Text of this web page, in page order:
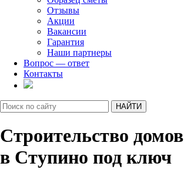
Отзывы
Акции
Вакансии
Гарантия
Наши партнеры
Вопрос — ответ
Контакты
Строительство домов
в Ступино под ключ